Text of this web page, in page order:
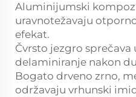
Aluminijumski
uravnotežavaju
efekat.
Čvrsto jezgro
delaminiranje nakon
Bogato drveno zrno,
održavaju vrhunski